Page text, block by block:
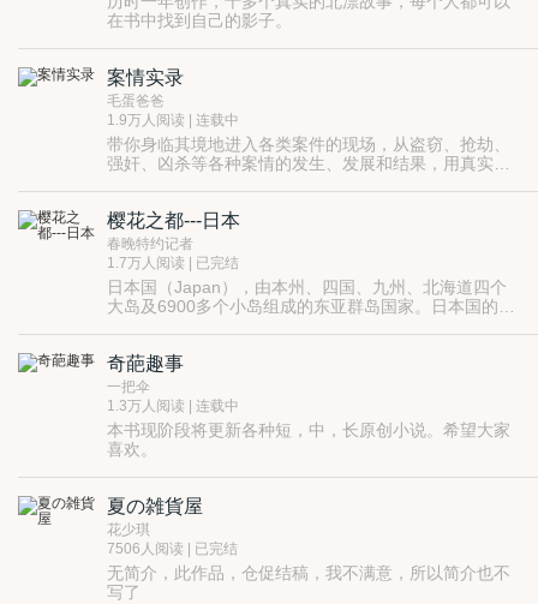
在书中找到自己的影子。
案情实录
毛蛋爸爸
1.9万人阅读 | 连载中
带你身临其境地进入各类案件的现场，从盗窃、抢劫、
强奸、凶杀等各种案情的发生、发展和结果，用真实的
和世界观？如何为人处世？更多的如何在你读过后，一
定仁者见仁智者见智------
樱花之都---日本
春晚特约记者
1.7万人阅读 | 已完结
日本国（Japan），由本州、四国、九州、北海道四个
大岛及6900多个小岛组成的东亚群岛国家。日本国的名
世纪中期明治维新后成为资本主义列强之一，对外逐步
走上侵略扩张道路，在二战期间侵略中国、朝鲜等亚洲
国家，二战战败后实行以天皇为国家象征的君主立宪
制，经济实力迅速提高。日本经济自1960年代开始了持
续长达30年的高度增长，被誉为“日本战后经济奇迹”。
日本以和族为主体，日本是八国集团、二十国集团、世
界贸易组织、亚太经合组织成员国。日本是世界第三大
经济体。国民拥有极高的生活质量，是全球最富裕、经
济最发达和生活水平最高的国家之一。还在科技、教
育、医学、工业等方面始终位于世界最前列。
奇葩趣事
一把伞
1.3万人阅读 | 连载中
本书现阶段将更新各种短，中，长原创小说。希望大家
喜欢。
夏の雑貨屋
花少琪
7506人阅读 | 已完结
无简介，此作品，仓促结稿，我不满意，所以简介也不
写了